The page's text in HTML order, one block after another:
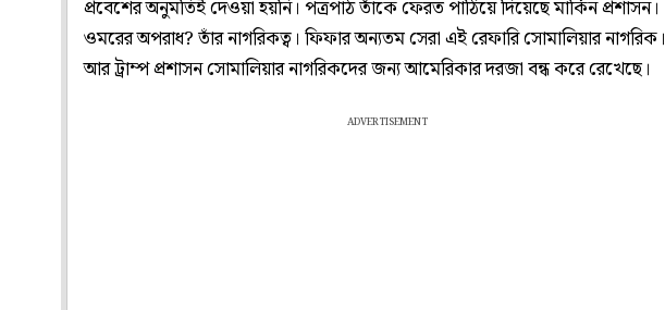
প্রবেশের অনুমতিই দেওয়া হয়নি। পত্রপাঠ তাঁকে ফেরত পাঠিয়ে দিয়েছে মার্কিন প্রশাসন।
ওমরের অপরাধ? তাঁর নাগরিকত্ব। ফিফার অন্যতম সেরা এই রেফারি সোমালিয়ার নাগরিক।
আর ট্রাম্প প্রশাসন সোমালিয়ার নাগরিকদের জন্য আমেরিকার দরজা বন্ধ করে রেখেছে।
ADVERTISEMENT